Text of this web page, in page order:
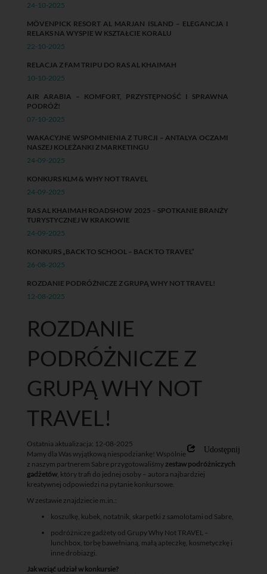
24-10-2025
MÖVENPICK RESORT AL MARJAN ISLAND – ELEGANCJA I
RELAKS NA WYSPIE W KSZTAŁCIE KORALU
22-10-2025
RELACJA Z FAM TRIPU DO RAS AL KHAIMAH
10-10-2025
AIR ARABIA – KOMFORT, PRZYSTĘPNOŚĆ I SPRAWNA
PODRÓŻ!
07-10-2025
WAKACYJNE WSPOMNIENIA Z TURCJI – ANTALYA OCZAMI
NASZEJ KOLEŻANKI Z MARKETINGU
24-09-2025
KONKURS KLM & WHY NOT TRAVEL
24-09-2025
RAS AL KHAIMAH ROADSHOW 2025 – SPOTKANIE BRANŻY
TURYSTYCZNEJ W KRAKOWIE
24-09-2025
KONKURS „BACK TO SCHOOL – BACK TO TRAVEL”
26-08-2025
ROZDANIE PODRÓŻNICZE Z GRUPĄ WHY NOT TRAVEL!
12-08-2025
ROZDANIE
PODRÓŻNICZE Z
GRUPĄ WHY NOT
TRAVEL!
Ostatnia aktualizacja: 12-08-2025 Udostępnij
Mamy dla Was wyjątkową niespodziankę! Wspólnie
z naszym partnerem Sabre przygotowaliśmy zestaw podróżniczych
gadżetów, który trafi do jednej osoby – autora najbardziej
kreatywnej odpowiedzi na pytanie konkursowe.
W zestawie znajdziecie m.in.:
koszulkę, kubek, notatnik, skarpetki z samolotami od Sabre,
podróżnicze gadżety od Grupy Why Not TRAVEL –
lunchbox, torbę bawełnianą, małą apteczkę, kosmetyczkę i
inne drobiazgi.
Jak wziąć udział w konkursie?